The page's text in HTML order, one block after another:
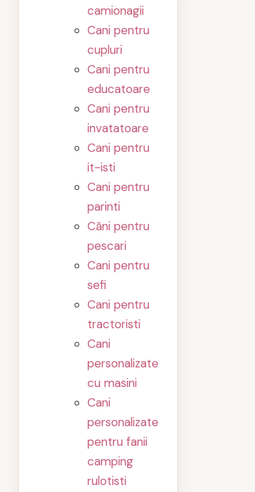
camionagii
Cani pentru
cupluri
Cani pentru
educatoare
Cani pentru
invatatoare
Cani pentru
it-isti
Cani pentru
parinti
Căni pentru
pescari
Cani pentru
sefi
Cani pentru
tractoristi
Cani
personalizate
cu masini
Cani
personalizate
pentru fanii
camping
rulotisti